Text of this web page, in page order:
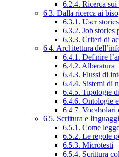
6.2.4. Ricerca sui
6.3. Dalla ricerca ai
6.3.1. User
6.3.2. Job stories
6.3.3. Criteri di
6.4. Architettura
6.4.1. Definire
6.4.2. Alberatura
6.4.3. Flussi di
6.4.4. Sistemi di
6.4.5. Tipologie
6.4.6. Ontologie
6.4.7. Vocabolari
6.5. Scrittura e
6.5.1. Come
6.5.2. Le regole
6.5.3. Microtesti
6.5.4. Scrittura